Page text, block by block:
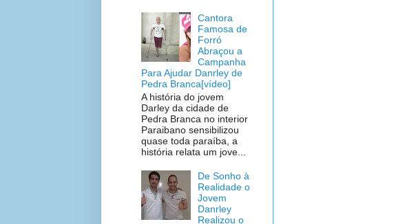
Cantora
Famosa de
Forró
Abraçou a
Campanha
Para Ajudar Danrley de
Pedra Branca[vídeo]
A história do jovem
Darley da cidade de
Pedra Branca no interior
Paraibano sensibilizou
quase toda paraíba, a
história relata um jove...
De Sonho à
Realidade o
Jovem
Danrley
Realizou o